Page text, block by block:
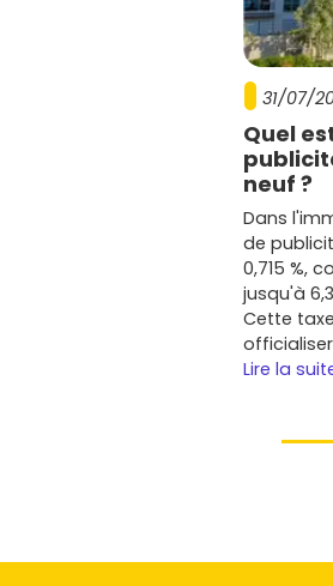
31/07/
Quel
neuf ?
Dans
de
0,715 %,
jusqu'à
Cette
Lire la